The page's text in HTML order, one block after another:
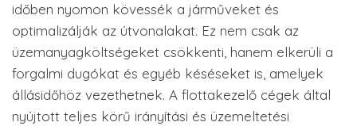
időben nyomon kövessék a járműveket és
optimalizálják az útvonalakat. Ez nem csak az
üzemanyagköltségeket csökkenti, hanem elkerüli a
forgalmi dugókat és egyéb késéseket is, amelyek
állásidőhöz vezethetnek. A flottakezelő cégek által
nyújtott teljes körű irányítási és üzemeltetési